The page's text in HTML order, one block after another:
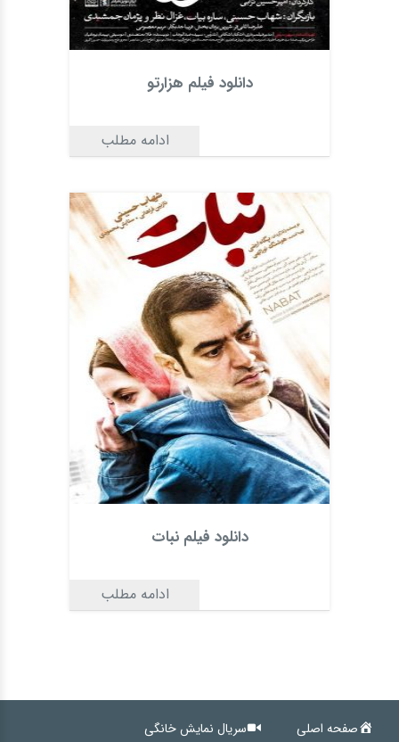
دانلود فیلم هزارتو
ادامه مطلب
دانلود فیلم نبات
ادامه مطلب
صفحه اصلی سریال نمایش خانگی